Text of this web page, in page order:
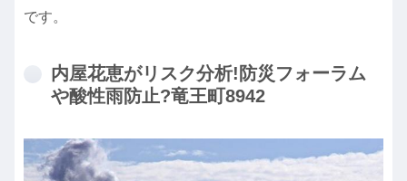
です。
内屋花恵がリスク分析!防災フォーラム
や酸性雨防止?竜王町8942